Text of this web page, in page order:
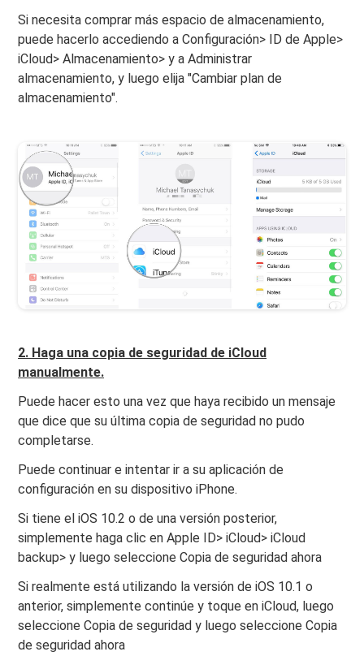
Si necesita comprar más espacio de almacenamiento,
puede hacerlo accediendo a Configuración> ID de Apple>
iCloud> Almacenamiento> y a Administrar
almacenamiento, y luego elija "Cambiar plan de
almacenamiento".
2. Haga una copia de seguridad de iCloud
manualmente.
Puede hacer esto una vez que haya recibido un mensaje
que dice que su última copia de seguridad no pudo
completarse.
Puede continuar e intentar ir a su aplicación de
configuración en su dispositivo iPhone.
Si tiene el iOS 10.2 o de una versión posterior,
simplemente haga clic en Apple ID> iCloud> iCloud
backup> y luego seleccione Copia de seguridad ahora
Si realmente está utilizando la versión de iOS 10.1 o
anterior, simplemente continúe y toque en iCloud, luego
seleccione Copia de seguridad y luego seleccione Copia
de seguridad ahora